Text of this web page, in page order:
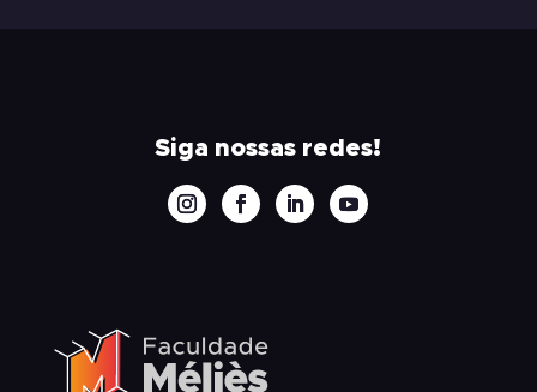
Siga nossas redes!